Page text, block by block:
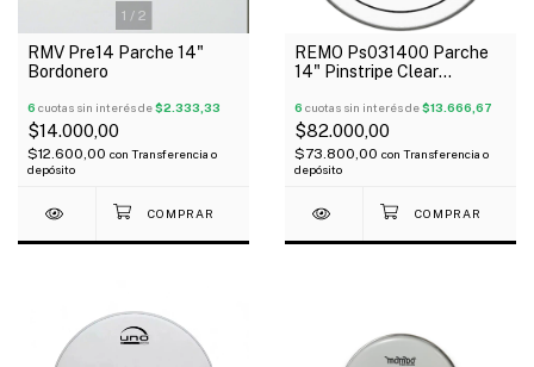
1 / 2
RMV Pre14 Parche 14"
Bordonero
6 cuotas sin interés de$2.333,33
$14.000,00
$12.600,00 con Transferencia o
depósito
REMO Ps031400 Parche
14" Pinstripe Clear
6 cuotas sin interés de$13.666,67
$82.000,00
$73.800,00 con Transferencia o
depósito